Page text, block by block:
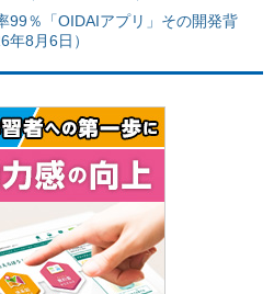
99％「OIDAIアプリ」その開発背
8月6日）